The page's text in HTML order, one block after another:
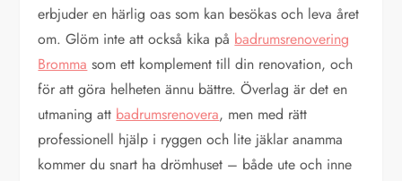
erbjuder en härlig oas som kan besökas och leva året
om. Glöm inte att också kika på badrumsrenovering
Bromma som ett komplement till din renovation, och
för att göra helheten ännu bättre. Överlag är det en
utmaning att badrumsrenovera, men med rätt
professionell hjälp i ryggen och lite jäklar anamma
kommer du snart ha drömhuset – både ute och inne